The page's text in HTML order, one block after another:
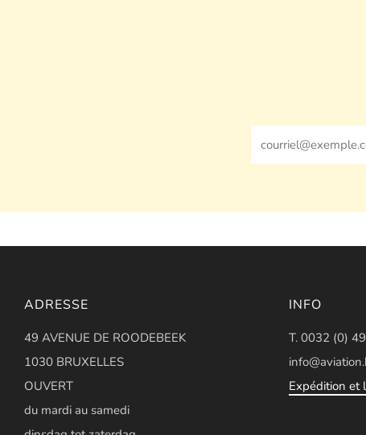
ADRESSE
49 AVENUE DE ROODEBEEK
1030 BRUXELLES
OUVERT
du mardi au samedi
INFO
T. 0032 (0)
Expédition et